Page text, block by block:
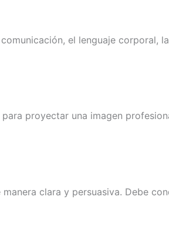
el lenguaje corporal,
proyectar una imagen
clara y persuasiva. Debe